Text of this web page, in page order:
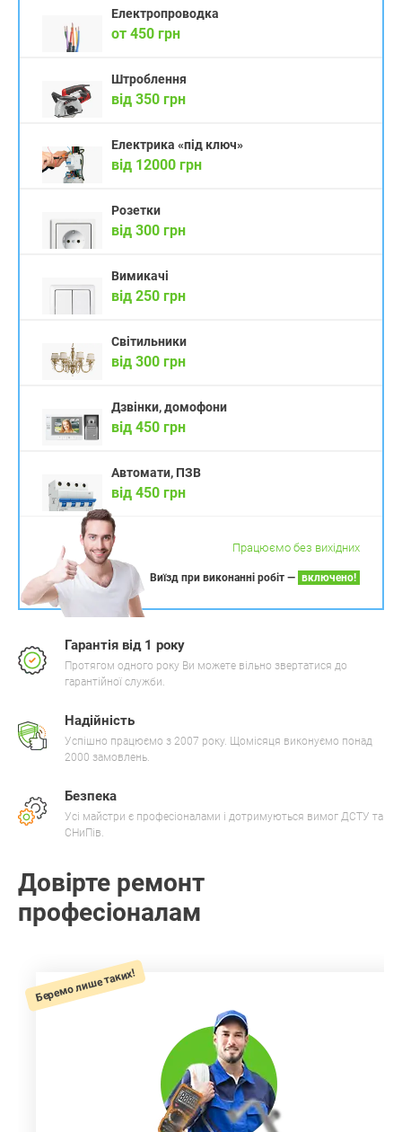
Електропроводка
от 450 грн
Штроблення
від 350 грн
Електрика «під ключ»
від 12000 грн
Розетки
від 300 грн
Вимикачі
від 250 грн
Світильники
від 300 грн
Дзвінки, домофони
від 450 грн
Автомати, ПЗВ
від 450 грн
Виїзд при виконанні робіт — включено!
Працюємо без вихідних
Гарантія від 1 року
Протягом одного року Ви можете вільно звертатися до
гарантійної служби.
Надійність
Успішно працюємо з 2007 року. Щомісяця виконуємо понад
2000 замовлень.
Безпека
Усі майстри є професіоналами і дотримуються вимог ДСТУ та
СНиПів.
Довірте ремонт
професіоналам
Беремо лише таких!